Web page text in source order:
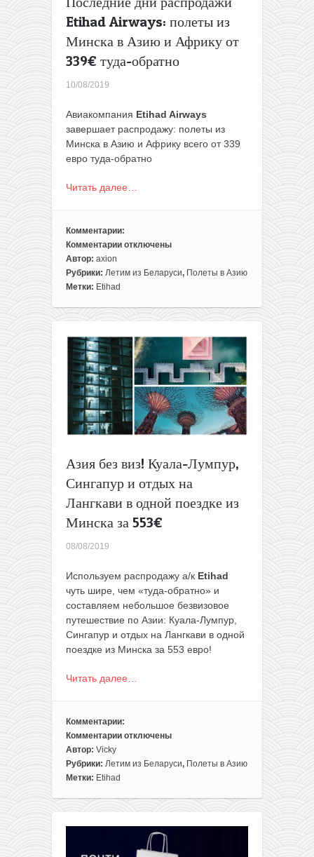
Etihad Airways: полеты из
Минска в Азию и Африку от
339€ туда-обратно
10/08/2019
Авиакомпания Etihad Airways
завершает распродажу: полеты из
Минска в Азию и Африку всего от 339
евро туда-обратно
Читать далее…
Комментарии:
Комментарии
к
записи
Последние
распродажи
Airways:
полеты
из
Минска
Азию
339€
туда-
обратно
отключены
Автор: axion
Рубрики: Летим из Беларуси, Полеты в Азию
Метки: Etihad
Азия без виз! Куала-Лумпур,
Сингапур и отдых на
Лангкави в одной поездке из
Минска за 553€
08/08/2019
Используем распродажу а/к Etihad
чуть шире, чем «туда-обратно» и
составляем небольшое безвизовое
путешествие по Азии: Куала-Лумпур,
Сингапур и отдых на Лангкави в одной
поездке из Минска за 553 евро!
Читать далее…
Комментарии:
Комментарии
к
записи
Азия
отключены
Автор: Vicky
Рубрики: Летим из Беларуси, Полеты в Азию
Метки: Etihad